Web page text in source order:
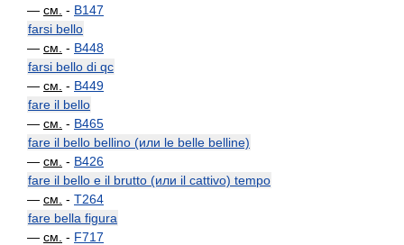
— см. - B147
farsi bello
— см. - B448
farsi bello di qc
— см. - B449
fare il bello
— см. - B465
fare il bello bellino (или le belle belline)
— см. - B426
fare il bello e il brutto (или il cattivo) tempo
— см. - T264
fare bella figura
— см. - F717